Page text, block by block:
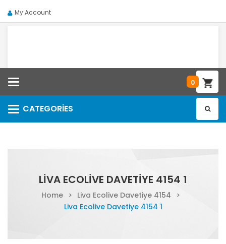
My Account
0
CATEGORIES
Categories
LIVA ECOLIVE DAVETIYE 4154 1
Home > Liva Ecolive Davetiye 4154
>
Liva Ecolive Davetiye 4154 1